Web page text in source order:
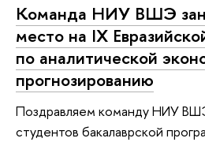
Команда НИУ ВШЭ
место на IX
по аналитической
прогнозированию
Поздравляем команду НИУ
студентов бакалаврской